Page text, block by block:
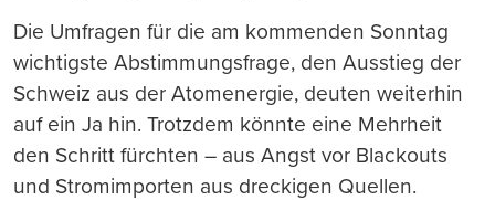
drucken
Die Umfragen für die am kommenden Sonntag
wichtigste Abstimmungsfrage, den Ausstieg der
Schweiz aus der Atomenergie, deuten weiterhin
auf ein Ja hin. Trotzdem könnte eine Mehrheit
den Schritt fürchten – aus Angst vor Blackouts
und Stromimporten aus dreckigen Quellen.